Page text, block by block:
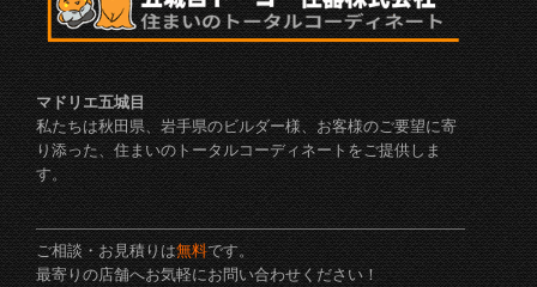
マドリエ五城目
私たちは秋田県、岩手県のビルダー様、お客様のご要望に寄
り添った、住まいのトータルコーディネートをご提供しま
す。
ご相談・お見積りは無料です。
最寄りの店舗へお気軽にお問い合わせください！